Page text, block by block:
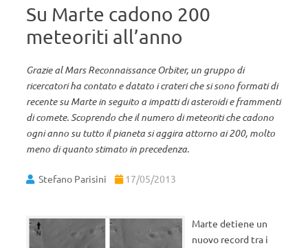
Su Marte cadono 200
meteoriti all’anno
Grazie al Mars Reconnaissance Orbiter, un gruppo di
ricercatori ha contato e datato i crateri che si sono formati di
recente su Marte in seguito a impatti di asteroidi e frammenti
di comete. Scoprendo che il numero di meteoriti che cadono
ogni anno su tutto il pianeta si aggira attorno ai 200, molto
meno di quanto stimato in precedenza.
Stefano Parisini 17/05/2013
Marte detiene un
nuovo record tra i